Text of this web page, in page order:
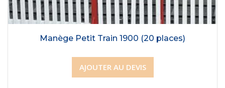
Manège Petit Train 1900 (20 places)
AJOUTER AU DEVIS